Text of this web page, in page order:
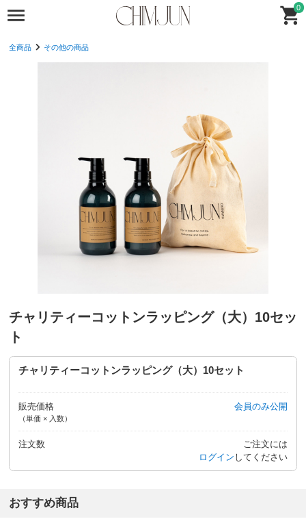
0
全商品 その他の商品
チャリティーコットンラッピング（大）10セッ
ト
チャリティーコットンラッピング（大）10セット
販売価格
（単価 × 入数）
会員のみ公開
注文数
ご注文には
ログイン してください
おすすめ商品